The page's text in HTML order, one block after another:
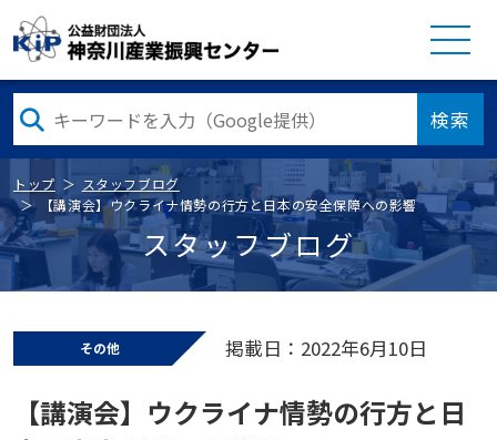
検索
トップ
スタッフブログ
【講演会】ウクライナ情勢の行方と日本の安全保障への影響
スタッフブログ
その他 掲載日：2022年6月10日
【講演会】ウクライナ情勢の行方と日